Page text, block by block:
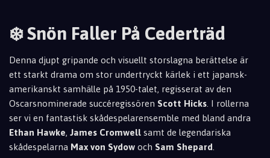
❄️ Snön Faller På Cederträd
Denna djupt gripande och visuellt storslagna berättelse är
ett starkt drama om stor undertryckt kärlek i ett japansk-
amerikanskt samhälle på 1950-talet, regisserat av den
Oscarsnominerade succéregissören Scott Hicks . I rollerna
ser vi en fantastisk skådespelarensemble med bland andra
Ethan Hawke, James Cromwell samt de legendariska
skådespelarna Max von Sydow och Sam Shepard